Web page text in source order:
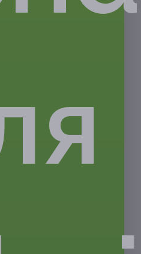
руб. вместо 3000 руб.)
(4230 руб. вместо
руб. вместо
входит:
— 40–45 минут.
мезотерапию